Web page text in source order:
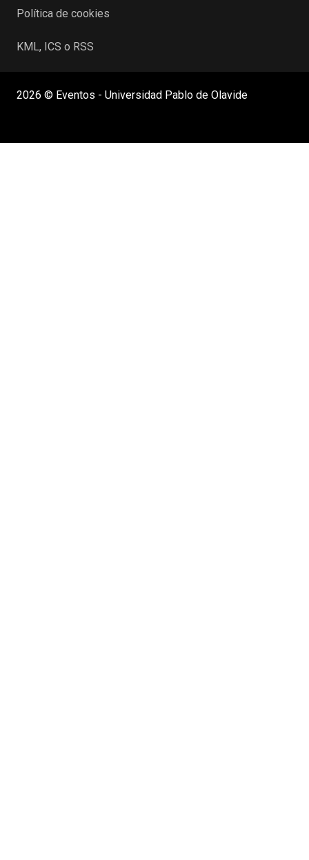
Política de cookies
KML, ICS o RSS
2026 © Eventos - Universidad Pablo de Olavide